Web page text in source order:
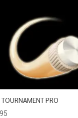
TOURNAMENT PRO